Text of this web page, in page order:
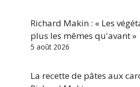
Richard Makin : « Les
plus les mêmes qu'avant »
5 août 2026
La recette de pâtes aux